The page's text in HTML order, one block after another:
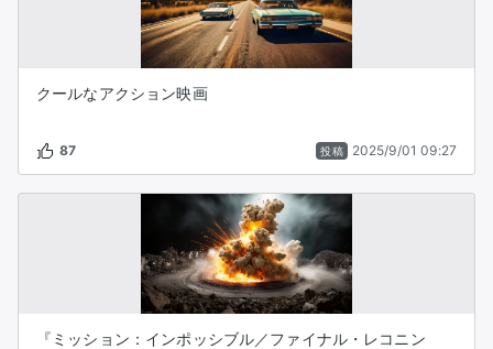
クールなアクション映画
87 投稿 2025/9/01 09:27
『ミッション：インポッシブル／ファイナル・レコニン